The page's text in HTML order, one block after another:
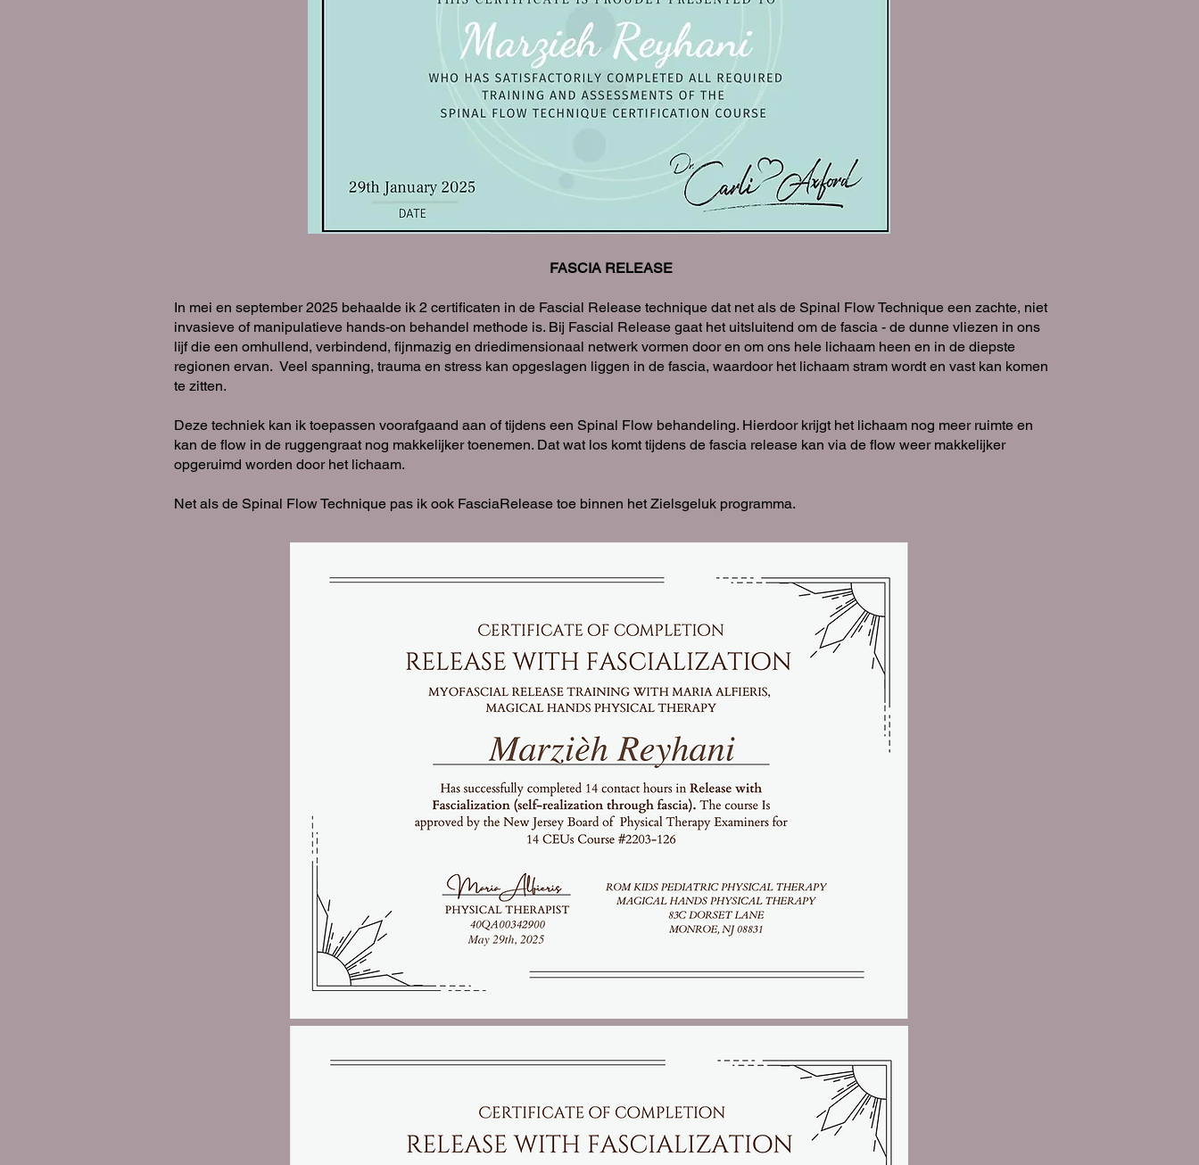
FASCIA RELEASE
In mei en september 2025 behaalde ik 2 certificaten in de Fascial Release technique dat net als de Spinal Flow Technique een zachte, niet
invasieve of manipulatieve hands-on behandel methode is. Bij Fascial Release gaat het uitsluitend om de fascia - de dunne vliezen in ons
lijf die een omhullend, verbindend, fijnmazig en driedimensionaal netwerk vormen door en om ons hele lichaam heen en in de diepste
regionen ervan. Veel spanning, trauma en stress kan opgeslagen liggen in de fascia, waardoor het lichaam stram wordt en vast kan komen
te zitten.
Deze techniek kan ik toepassen voorafgaand aan of tijdens een Spinal Flow behandeling. Hierdoor krijgt het lichaam nog meer ruimte en
kan de flow in de ruggengraat nog makkelijker toenemen. Dat wat los komt tijdens de fascia release kan via de flow weer makkelijker
opgeruimd worden door het lichaam.
Net als de Spinal Flow Technique pas ik ook FasciaRelease toe binnen het Zielsgeluk programma.